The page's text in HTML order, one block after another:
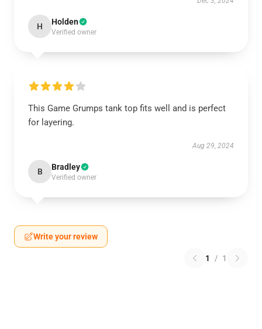
H Holden
Verified owner
This Game Grumps tank top fits well and is perfect
for layering.
Aug 29, 2024
B Bradley
Verified owner
Write your review
1 / 1